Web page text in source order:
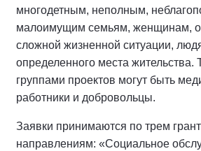
многодетным, неполным,
малоимущим семьям, женщинам,
сложной жизненной ситуации,
определенного места
группами проектов могут быть
работники и добровольцы.
Заявки принимаются по трем
направлениям: «Социальное